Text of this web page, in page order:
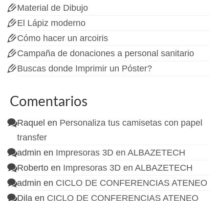
Material de Dibujo
El Lápiz moderno
Cómo hacer un arcoiris
Campaña de donaciones a personal sanitario
Buscas donde Imprimir un Póster?
Comentarios
Raquel en Personaliza tus camisetas con papel
transfer
admin en Impresoras 3D en ALBAZETECH
Roberto en Impresoras 3D en ALBAZETECH
admin en CICLO DE CONFERENCIAS ATENEO
Dila en CICLO DE CONFERENCIAS ATENEO